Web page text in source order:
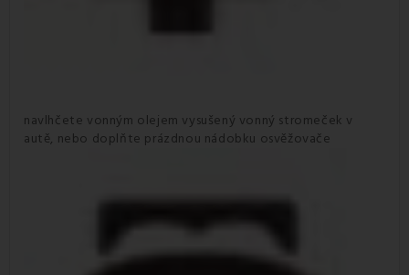
navlhčete vonným olejem vysušený vonný stromeček v
autě, nebo doplňte prázdnou nádobku osvěžovače